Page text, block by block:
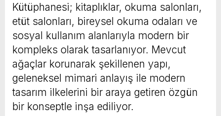
Kütüphanesi; kitaplıklar, okuma salonları,
etüt salonları, bireysel okuma odaları ve
sosyal kullanım alanlarıyla modern bir
kompleks olarak tasarlanıyor. Mevcut
ağaçlar korunarak şekillenen yapı,
geleneksel mimari anlayış ile modern
tasarım ilkelerini bir araya getiren özgün
bir konseptle inşa ediliyor.